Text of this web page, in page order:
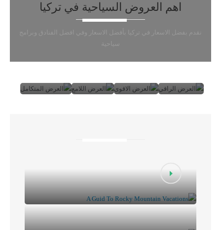
اهم العروض السياحية في تركيا
نقدم بفضل الاسعار في تركيا بأفضل الاسعار وفي افضل الفنادق وبرامج
سياحية